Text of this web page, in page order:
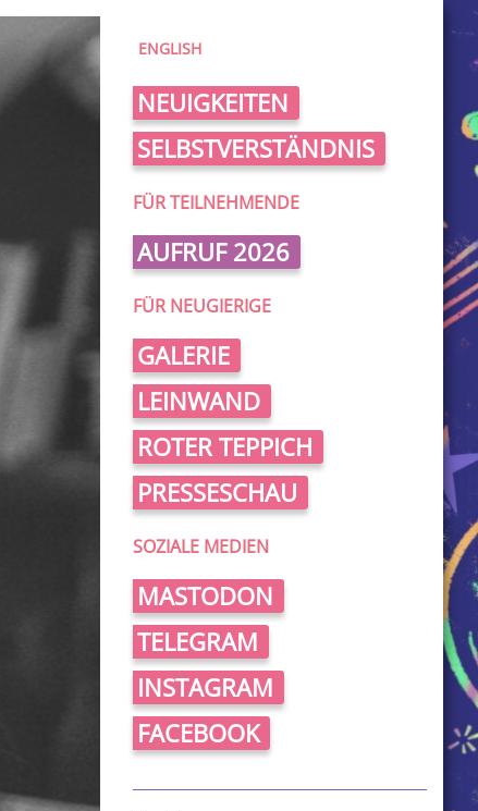
ENGLISH
NEUIGKEITEN
SELBSTVERSTÄNDNIS
FÜR TEILNEHMENDE
AUFRUF 2026
FÜR NEUGIERIGE
GALERIE
LEINWAND
ROTER TEPPICH
PRESSESCHAU
SOZIALE MEDIEN
MASTODON
TELEGRAM
INSTAGRAM
FACEBOOK